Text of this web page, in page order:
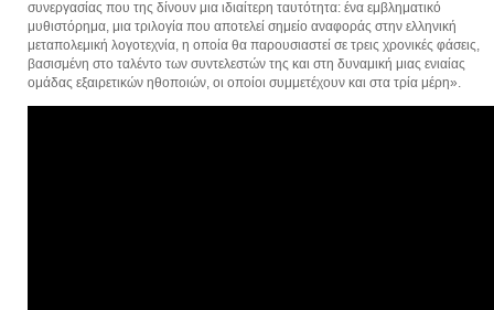
συνεργασίας που της δίνουν μια ιδιαίτερη ταυτότητα: ένα εμβληματικό
μυθιστόρημα, μια τριλογία που αποτελεί σημείο αναφοράς στην ελληνική
μεταπολεμική λογοτεχνία, η οποία θα παρουσιαστεί σε τρεις χρονικές φάσεις,
βασισμένη στο ταλέντο των συντελεστών της και στη δυναμική μιας ενιαίας
ομάδας εξαιρετικών ηθοποιών, οι οποίοι συμμετέχουν και στα τρία μέρη».